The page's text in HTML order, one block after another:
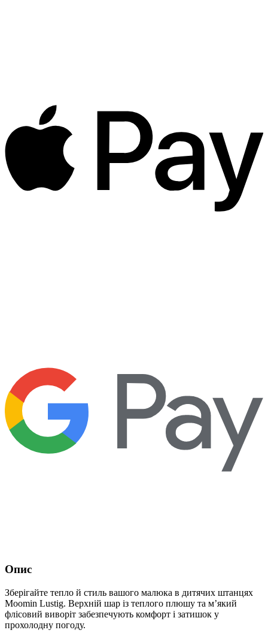
Опис
Зберігайте тепло й стиль вашого малюка в дитячих штанцях
Moomin Lustig. Верхній шар із теплого плюшу та м’який
флісовий виворіт забезпечують комфорт і затишок у
прохолодну погоду.